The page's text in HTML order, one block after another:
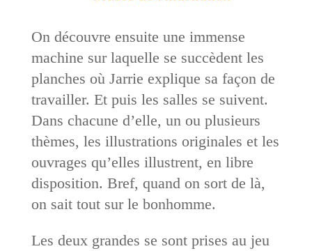
On découvre ensuite une immense
machine sur laquelle se succèdent les
planches où Jarrie explique sa façon de
travailler. Et puis les salles se suivent.
Dans chacune d’elle, un ou plusieurs
thèmes, les illustrations originales et les
ouvrages qu’elles illustrent, en libre
disposition. Bref, quand on sort de là,
on sait tout sur le bonhomme.
Les deux grandes se sont prises au jeu